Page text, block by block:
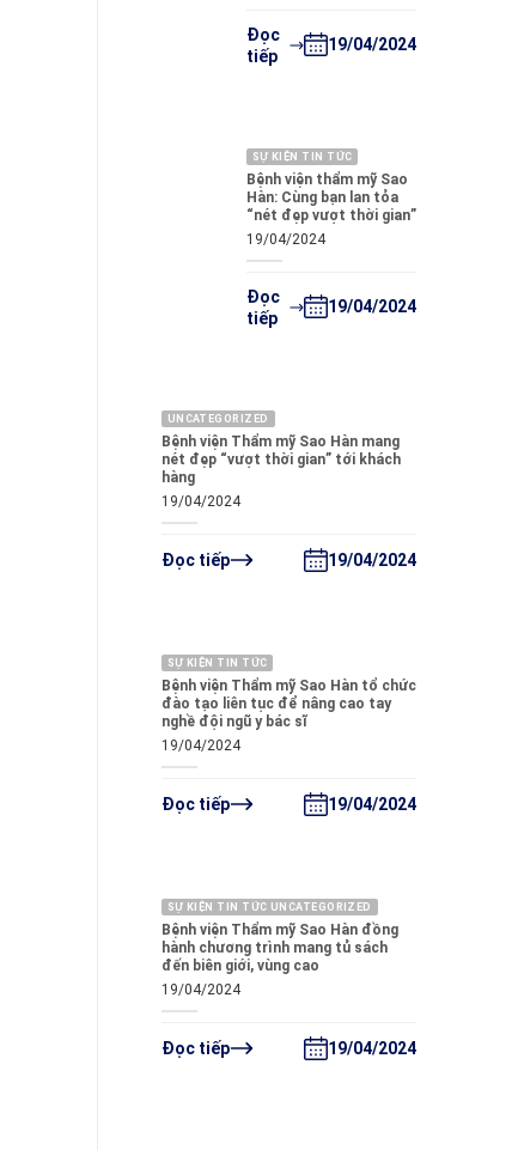
Đọc
tiếp
19/04/2024
SỰ KIỆN TIN TỨC
Bệnh viện thẩm mỹ Sao
Hàn: Cùng bạn lan tỏa
“nét đẹp vượt thời gian”
19/04/2024
Đọc
tiếp
19/04/2024
UNCATEGORIZED
Bệnh viện Thẩm mỹ Sao Hàn mang
nét đẹp “vượt thời gian” tới khách
hàng
19/04/2024
Đọc tiếp 19/04/2024
SỰ KIỆN TIN TỨC
Bệnh viện Thẩm mỹ Sao Hàn tổ chức
đào tạo liên tục để nâng cao tay
nghề đội ngũ y bác sĩ
19/04/2024
Đọc tiếp 19/04/2024
SỰ KIỆN TIN TỨC UNCATEGORIZED
Bệnh viện Thẩm mỹ Sao Hàn đồng
hành chương trình mang tủ sách
đến biên giới, vùng cao
19/04/2024
Đọc tiếp 19/04/2024